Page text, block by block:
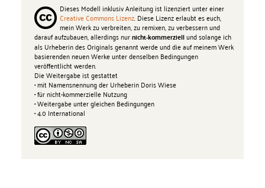
Dieses Modell inklusiv Anleitung ist lizenziert unter einer
Creative Commons Lizenz. Diese Lizenz erlaubt es euch,
mein Werk zu verbreiten, zu remixen, zu verbessern und
darauf aufzubauen, allerdings nurnicht-kommerziellund solange ich
als Urheberin des Originals genannt werde und die auf meinem Werk
basierenden neuen Werke unter denselben Bedingungen
veröffentlicht werden.
Die Weitergabe ist gestattet
• mit Namensnennung der Urheberin Doris Wiese
• für nicht-kommerzielle Nutzung
• Weitergabe unter gleichen Bedingungen
• 4.0 International